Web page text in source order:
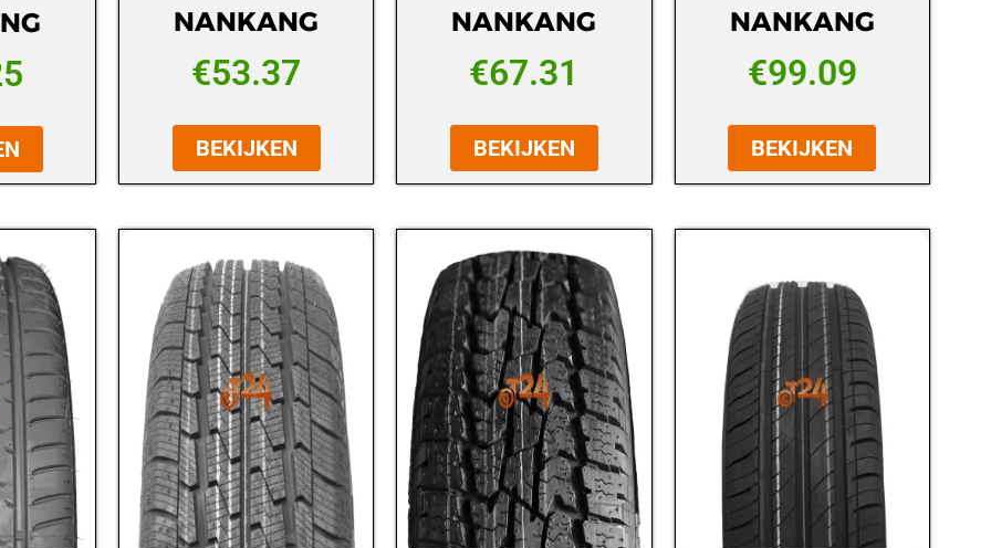
NANKANG
€53.37
BEKIJKEN
NANKANG
€67.31
BEKIJKEN
NANKANG
€99.09
BEKIJKEN